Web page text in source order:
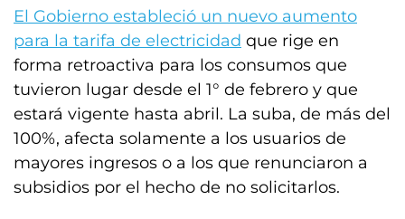
El Gobierno estableció un nuevo aumento
para la tarifa de electricidad que rige en
forma retroactiva para los consumos que
tuvieron lugar desde el 1° de febrero y que
estará vigente hasta abril. La suba, de más del
100%, afecta solamente a los usuarios de
mayores ingresos o a los que renunciaron a
subsidios por el hecho de no solicitarlos.